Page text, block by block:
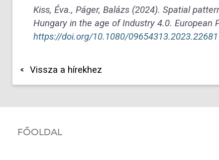
Kiss, Éva., Páger, Balázs (2024). Spatial
Hungary in the age of Industry 4.0. European
https://doi.org/10.1080/
Vissza a hírekhez
FŐOLDAL